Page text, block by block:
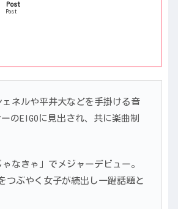
Post
Post
ェネルや平井大などを手掛ける音
のEIGOに見出され、共に楽曲制
なきゃ」でメジャーデビュー。
つぶやく女子が続出し一躍話題と